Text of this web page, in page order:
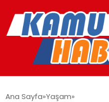
Ana Sayfa Yaşam